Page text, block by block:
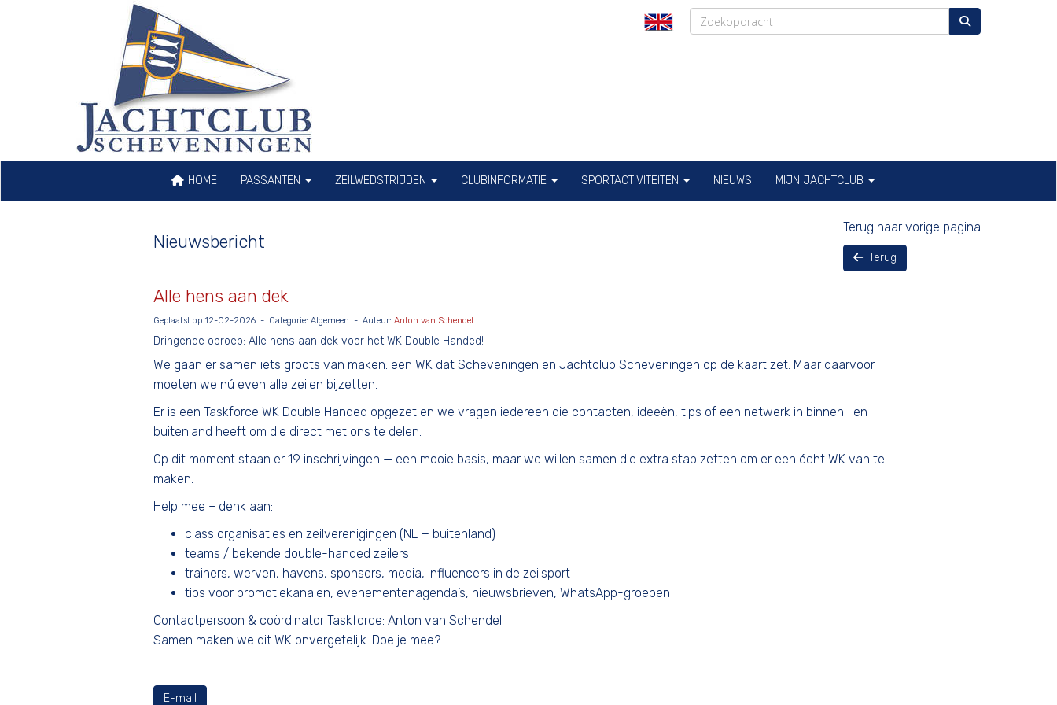
HOME PASSANTEN ZEILWEDSTRIJDEN CLUBINFORMATIE SPORTACTIVITEITEN NIEUWS MIJN JACHTCLUB
Nieuwsbericht
Terug naar vorige pagina
Terug
Alle hens aan dek
Geplaatst op 12-02-2026 - Categorie: Algemeen - Auteur: Anton van Schendel
Dringende oproep: Alle hens aan dek voor het WK Double Handed!
We gaan er samen iets groots van maken: een WK dat Scheveningen en Jachtclub Scheveningen op de kaart zet. Maar daarvoor
moeten we nú even alle zeilen bijzetten.
Er is een Taskforce WK Double Handed opgezet en we vragen iedereen die contacten, ideeën, tips of een netwerk in binnen- en
buitenland heeft om die direct met ons te delen.
Op dit moment staan er 19 inschrijvingen — een mooie basis, maar we willen samen die extra stap zetten om er een écht WK van te
maken.
Help mee – denk aan:
class organisaties en zeilverenigingen (NL + buitenland)
teams / bekende double-handed zeilers
trainers, werven, havens, sponsors, media, influencers in de zeilsport
tips voor promotiekanalen, evenementenagenda’s, nieuwsbrieven, WhatsApp-groepen
Contactpersoon & coördinator Taskforce: Anton van Schendel
Samen maken we dit WK onvergetelijk. Doe je mee?
E-mail